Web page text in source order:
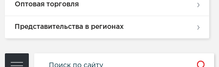
Оптовая торговля
Представительства в регионах